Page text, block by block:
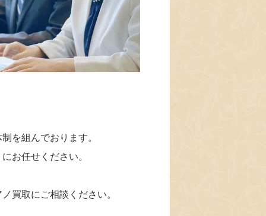
を組んでおります。
お任せください。
買取にご相談ください。